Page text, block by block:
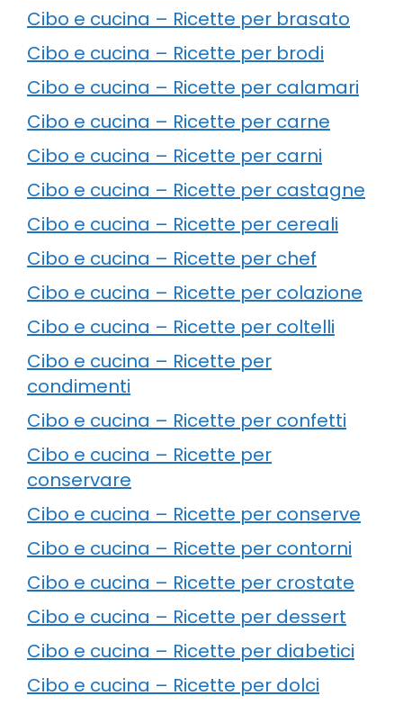
Cibo e cucina – Ricette per brasato
Cibo e cucina – Ricette per brodi
Cibo e cucina – Ricette per calamari
Cibo e cucina – Ricette per carne
Cibo e cucina – Ricette per carni
Cibo e cucina – Ricette per castagne
Cibo e cucina – Ricette per cereali
Cibo e cucina – Ricette per chef
Cibo e cucina – Ricette per colazione
Cibo e cucina – Ricette per coltelli
Cibo e cucina – Ricette per
condimenti
Cibo e cucina – Ricette per confetti
Cibo e cucina – Ricette per
conservare
Cibo e cucina – Ricette per conserve
Cibo e cucina – Ricette per contorni
Cibo e cucina – Ricette per crostate
Cibo e cucina – Ricette per dessert
Cibo e cucina – Ricette per diabetici
Cibo e cucina – Ricette per dolci